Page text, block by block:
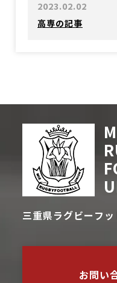
2023.02.02
高専の記事
三重県ラグビーフ
お問い